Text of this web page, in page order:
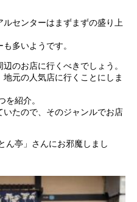
センターはまずまずの盛り上
多いようです。
のお店に行くべきでしょう。
元の人気店に行くことにしま
を紹介。
たので、そのジャンルでお店
ん亭」さんにお邪魔しまし